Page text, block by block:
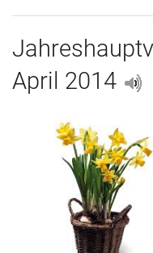
April 2014